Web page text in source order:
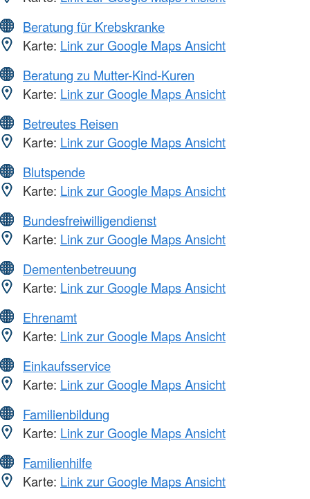
Beratung für Krebskranke
Karte: Link zur Google Maps Ansicht
Beratung zu Mutter-Kind-Kuren
Karte: Link zur Google Maps Ansicht
Betreutes Reisen
Karte: Link zur Google Maps Ansicht
Blutspende
Karte: Link zur Google Maps Ansicht
Bundesfreiwilligendienst
Karte: Link zur Google Maps Ansicht
Dementenbetreuung
Karte: Link zur Google Maps Ansicht
Ehrenamt
Karte: Link zur Google Maps Ansicht
Einkaufsservice
Karte: Link zur Google Maps Ansicht
Familienbildung
Karte: Link zur Google Maps Ansicht
Familienhilfe
Karte: Link zur Google Maps Ansicht